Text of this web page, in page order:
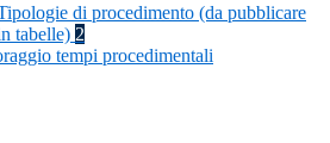
di procedimento (da pubblicare
tabelle) 2
tempi procedimentali